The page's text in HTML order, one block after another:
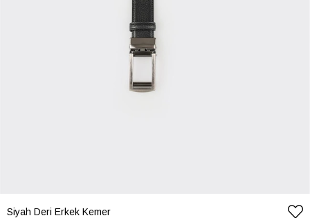
Siyah Deri Erkek Kemer